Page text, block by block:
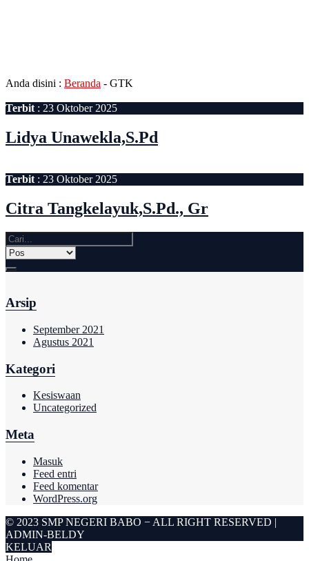
Anda disini : Beranda - GTK
Terbit : 23 Oktober 2025
Lidya Unawekla,S.Pd
Terbit : 23 Oktober 2025
Citra Tangkelayuk,S.Pd., Gr
Arsip
September 2021
Agustus 2021
Kategori
Kesiswaan
Uncategorized
Meta
Masuk
Feed entri
Feed komentar
WordPress.org
© 2023 SMP NEGERI BABO − ALL RIGHT RESERVED |
ADMIN-BELDY
KELUAR